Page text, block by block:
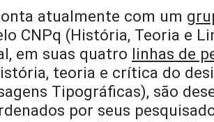
atualmente com um
CNPq (História, Teoria e
em suas quatro linhas de
teoria e crítica do
Tipográficas), são
por seus